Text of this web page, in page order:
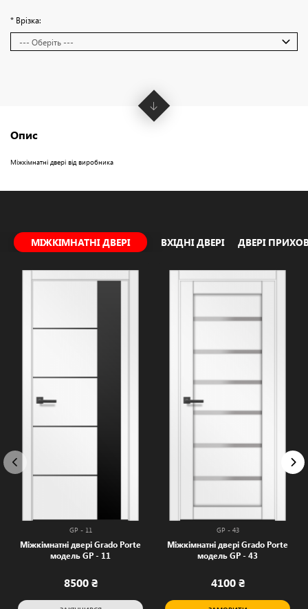
* Врізка:
Опис
Міжкімнатні двері від виробника
МІЖКІМНАТНІ ДВЕРІ ВХІДНІ ДВЕРІ ДВЕРІ
GP - 11
Міжкімнатні двері Grado Porte
модель GP - 11
8500 ₴
GP - 43
Міжкімнатні двері Grado Porte
модель GP - 43
4100 ₴